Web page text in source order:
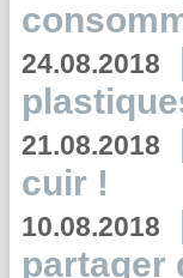
24.08.2018
21.08.2018
cuir !
10.08.2018
partager